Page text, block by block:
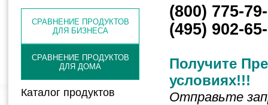
СРАВНЕНИЕ ПРОДУКТОВ
ДЛЯ БИЗНЕСА
СРАВНЕНИЕ ПРОДУКТОВ
ДЛЯ ДОМА
Каталог продуктов
(800) 775-
(495) 902-
Получите
условиях!!!
Отправьте